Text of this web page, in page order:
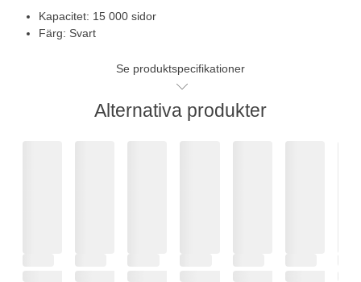
Kapacitet: 15 000 sidor
Färg: Svart
Se produktspecifikationer
Alternativa produkter